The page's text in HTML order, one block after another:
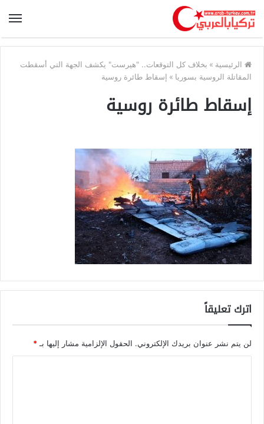
الرئيسية » بخلاف كل التوقعات.. "هيرست" يكشف الجهة التي أسقطت
المقاتلة الروسية بسوريا » إسقاط طائرة روسية
إسقاط طائرة روسية
اترك تعليقاً
لن يتم نشر عنوان بريدك الإلكتروني. الحقول الإلزامية مشار إليها بـ *